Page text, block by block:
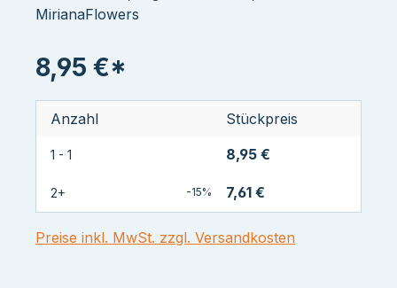
8,95 €*
Anzahl Stückpreis
1 - 1 8,95 €
2+ -15% 7,61 €
Preise inkl. MwSt. zzgl. Versandkosten